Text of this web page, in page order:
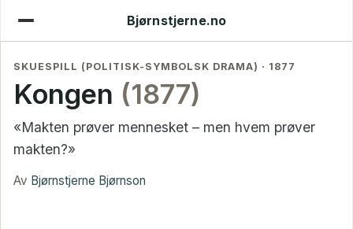
Bjørnstjerne.no
SKUESPILL (POLITISK-SYMBOLSK DRAMA) · 1877
Kongen (1877)
«Makten prøver mennesket – men hvem prøver
makten?»
Av Bjørnstjerne Bjørnson